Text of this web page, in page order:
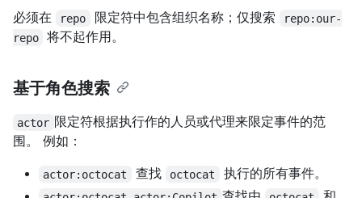
必须在 repo 限定符中包含组织名称；仅搜索
repo:our-
repo
将不起作用。
基于角色搜索
actor 限定符根据执行作的人员或代理来限定事件的范
围。 例如：
actor:octocat 查找 octocat 执行的所有事件。